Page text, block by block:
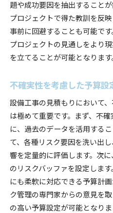
題や成功要因を抽出すること
プロジェクトで得た教訓を反
事前に回避することも可能です
プロジェクトの見通しをより
を立てることが可能となります
不確実性を考慮した予算設
設備工事の見積もりにおいて
は極めて重要です。まず、不
に、過去のデータを活用する
て、各種リスク要因を洗い出
響を定量的に評価します。次
のリスクバッファを設定しま
にも柔軟に対応できる予算計
ク管理の専門家からの意見を
の高い予算設定が可能となり